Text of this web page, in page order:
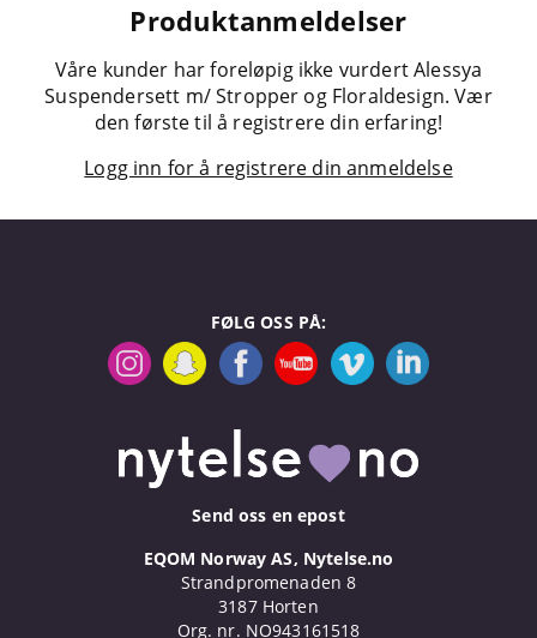
Produktanmeldelser
Våre kunder har foreløpig ikke vurdert Alessya
Suspendersett m/ Stropper og Floraldesign. Vær
den første til å registrere din erfaring!
Logg inn for å registrere din anmeldelse
FØLG OSS PÅ:
Send oss en epost
EQOM Norway AS, Nytelse.no
Strandpromenaden 8
3187 Horten
Org. nr. NO943161518